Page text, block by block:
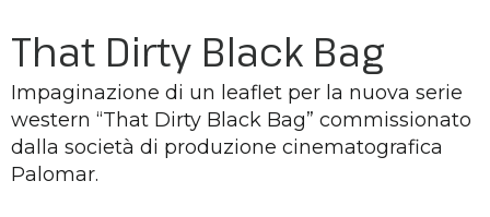
That Dirty Black Bag
Impaginazione di un leaflet per la nuova serie
western “That Dirty Black Bag” commissionato
dalla società di produzione cinematografica
Palomar.